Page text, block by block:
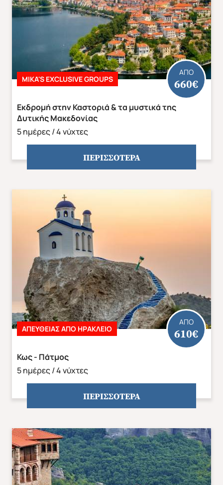
ΕΥΡΩΠΗ ΑΜΕΡΙΚΗ
ΑΣΙΑ
Εκδρομή στην Καστοριά & τα μυστικά της
Δυτικής Μακεδονίας
5 ημέρες / 4 νύχτες
ΑΠΟ
660€
MIKA'S EXCLUSIVE GROUPS
ΠΕΡΙΣΣΟΤΕΡΑ
Κως - Πάτμος
5 ημέρες / 4 νύχτες
ΑΠΟ
610€
ΑΠΕΥΘΕΙΑΣ ΑΠΟ ΗΡΑΚΛΕΙΟ
ΠΕΡΙΣΣΟΤΕΡΑ